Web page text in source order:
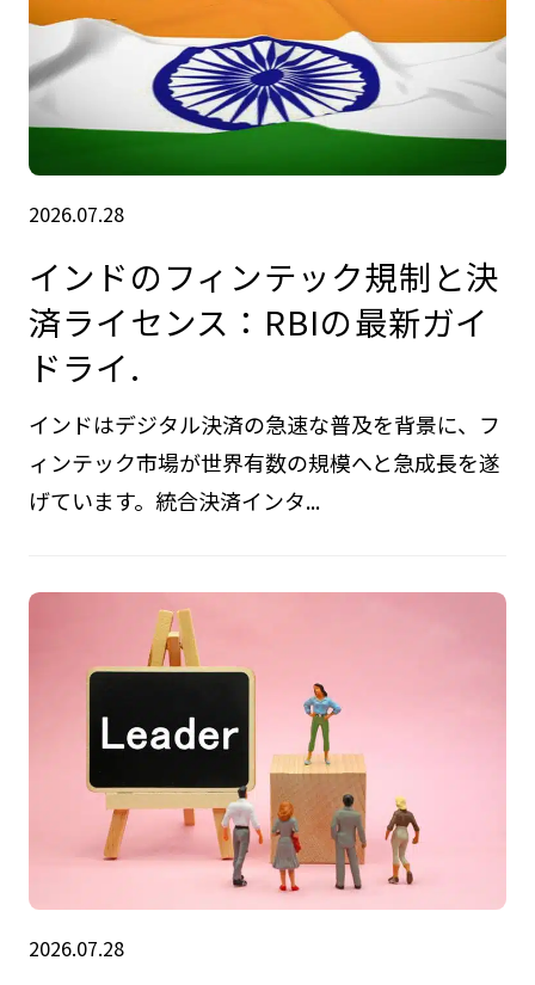
2026.07.28
インドのフィンテック規制と決
済ライセンス：RBIの最新ガイ
ドライ.
インドはデジタル決済の急速な普及を背景に、フ
ィンテック市場が世界有数の規模へと急成長を遂
げています。統合決済インタ...
2026.07.28